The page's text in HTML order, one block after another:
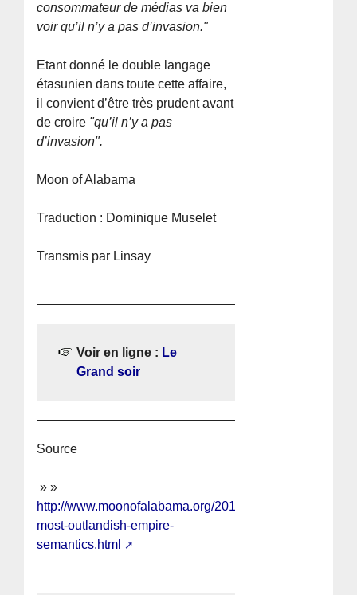
consommateur de médias va bien
voir qu’il n’y a pas d’invasion."
Etant donné le double langage
étasunien dans toute cette affaire,
il convient d’être très prudent avant
de croire "qu’il n’y a pas
d’invasion".
Moon of Alabama
Traduction : Dominique Muselet
Transmis par Linsay
Voir en ligne : Le
Grand soir
Source
» »
http://www.moonofalabama.org/2015/03/the-
most-outlandish-empire-
semantics.html